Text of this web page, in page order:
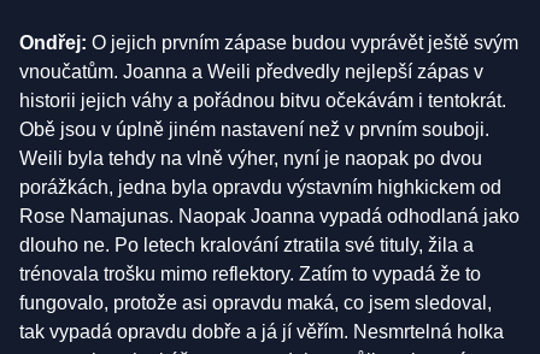
Ondřej: O jejich prvním zápase budou vyprávět ještě svým
vnoučatům. Joanna a Weili předvedly nejlepší zápas v
historii jejich váhy a pořádnou bitvu očekávám i tentokrát.
Obě jsou v úplně jiném nastavení než v prvním souboji.
Weili byla tehdy na vlně výher, nyní je naopak po dvou
porážkách, jedna byla opravdu výstavním highkickem od
Rose Namajunas. Naopak Joanna vypadá odhodlaná jako
dlouho ne. Po letech kralování ztratila své tituly, žila a
trénovala trošku mimo reflektory. Zatím to vypadá že to
fungovalo, protože asi opravdu maká, co jsem sledoval,
tak vypadá opravdu dobře a já jí věřím. Nesmrtelná holka